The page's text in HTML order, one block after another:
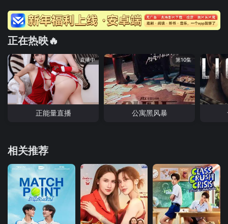
正在热映🔥
直播中
正能量直播
第10集
公寓黑风暴
相关推荐